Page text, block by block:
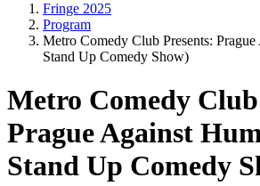
Fringe 2025
Program
Metro Comedy Club Presents:
Stand Up Comedy Show)
Metro Comedy Club
Prague Against
Stand Up Comedy